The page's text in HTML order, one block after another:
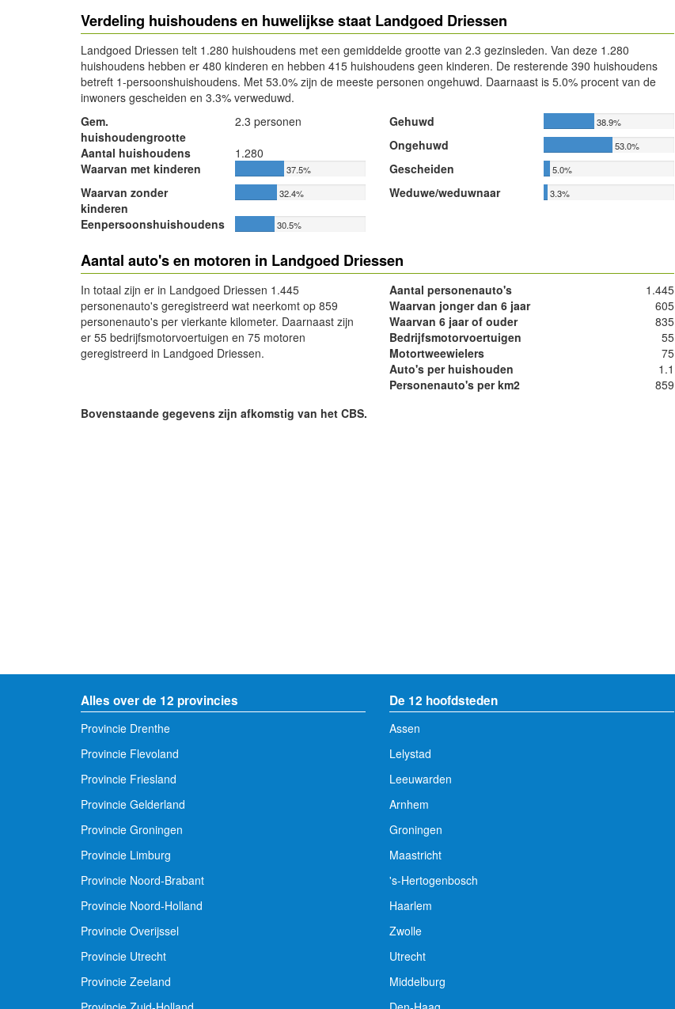
Verdeling huishoudens en huwelijkse staat Landgoed Driessen
Landgoed Driessen telt 1.280 huishoudens met een gemiddelde grootte van 2.3 gezinsleden. Van deze 1.280
huishoudens hebben er 480 kinderen en hebben 415 huishoudens geen kinderen. De resterende 390 huishoudens
betreft 1-persoonshuishoudens. Met 53.0% zijn de meeste personen ongehuwd. Daarnaast is 5.0% procent van de
inwoners gescheiden en 3.3% verweduwd.
Gem.
huishoudengrootte
2.3 personen
Aantal huishoudens
1.280
Waarvan met kinderen
37.5%
Waarvan zonder
kinderen
32.4%
Eenpersoonshuishoudens 30.5%
Gehuwd 38.9%
Ongehuwd 53.0%
Gescheiden 5.0%
Weduwe/weduwnaar 3.3%
Aantal auto's en motoren in Landgoed Driessen
In totaal zijn er in Landgoed Driessen 1.445
personenauto's geregistreerd wat neerkomt op 859
personenauto's per vierkante kilometer. Daarnaast zijn
er 55 bedrijfsmotorvoertuigen en 75 motoren
geregistreerd in Landgoed Driessen.
Aantal personenauto's
1.445
Waarvan jonger dan 6 jaar
605
Waarvan 6 jaar of ouder
835
Bedrijfsmotorvoertuigen
55
Motortweewielers
75
Auto's per huishouden
1.1
Personenauto's per km2
859
Bovenstaande gegevens zijn afkomstig van het CBS.
Alles over de 12 provincies
Provincie Drenthe
Provincie Flevoland
Provincie Friesland
Provincie Gelderland
Provincie Groningen
Provincie Limburg
Provincie Noord-Brabant
Provincie Noord-Holland
Provincie Overijssel
Provincie Utrecht
Provincie Zeeland
De 12 hoofdsteden
Assen
Lelystad
Leeuwarden
Arnhem
Groningen
Maastricht
's-Hertogenbosch
Haarlem
Zwolle
Utrecht
Middelburg